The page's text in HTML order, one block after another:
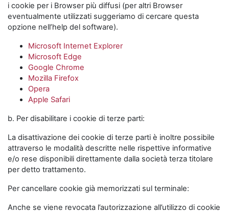
i cookie per i Browser più diffusi (per altri Browser
eventualmente utilizzati suggeriamo di cercare questa
opzione nell’help del software).
Microsoft Internet Explorer
Microsoft Edge
Google Chrome
Mozilla Firefox
Opera
Apple Safari
b. Per disabilitare i cookie di terze parti:
La disattivazione dei cookie di terze parti è inoltre possibile
attraverso le modalità descritte nelle rispettive informative
e/o rese disponibili direttamente dalla società terza titolare
per detto trattamento.
Per cancellare cookie già memorizzati sul terminale:
Anche se viene revocata l’autorizzazione all’utilizzo di cookie